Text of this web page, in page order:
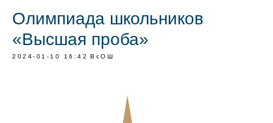
Олимпиада школьников
«Высшая проба»
2024-01-10 16:42 ВсОШ